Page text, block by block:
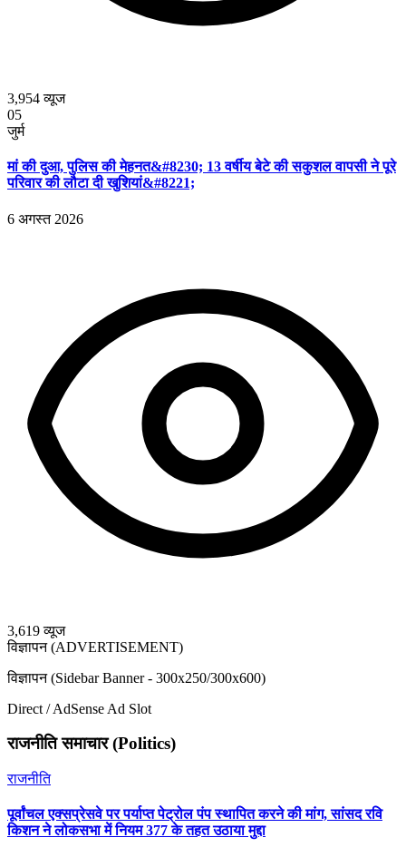
3,954व्यूज
05
जुर्म
मां की दुआ, पुलिस की मेहनत&#8230; 13 वर्षीय बेटे की सकुशल वापसी ने पूरे
परिवार की लौटा दी खुशियां&#8221;
6 अगस्त 2026
3,619व्यूज
विज्ञापन (ADVERTISEMENT)
विज्ञापन (Sidebar Banner - 300x250/300x600)
Direct / AdSense Ad Slot
राजनीति समाचार (Politics)
राजनीति
पूर्वांचल एक्सप्रेसवे पर पर्याप्त पेट्रोल पंप स्थापित करने की मांग, सांसद रवि
किशन ने लोकसभा में नियम 377 के तहत उठाया मुद्दा